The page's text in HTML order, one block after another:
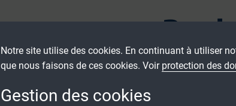
Notre site utilise des cookies. En continuant à utiliser
que nous faisons de ces cookies. Voir protection des
Gestion des cookies